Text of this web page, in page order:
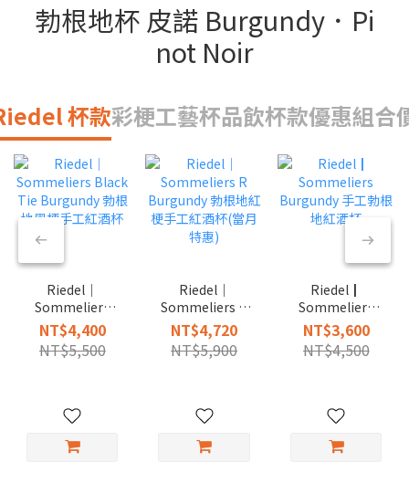
勃根地杯 皮諾 Burgundy．Pi
not Noir
杯款彩梗工藝杯品飲杯款優惠組合
Riedel｜
Sommeliers
Black Tie
Burgundy 勃根
地黑梗手工紅酒
NT$4,400
NT$5,500
Riedel｜
Sommeliers R
Burgundy 勃根
地紅梗手工紅酒
杯(當月特惠)
NT$4,720
NT$5,900
Riedel┃
Sommeliers
Burgundy 手工
勃根地紅酒杯
NT$3,600
NT$4,500